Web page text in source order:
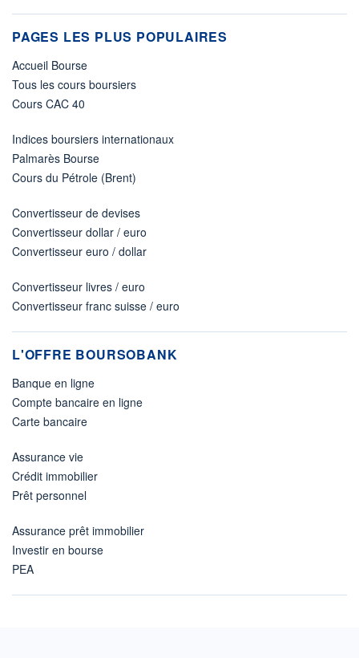
PAGES LES PLUS POPULAIRES
Accueil Bourse
Tous les cours boursiers
Cours CAC 40
Indices boursiers internationaux
Palmarès Bourse
Cours du Pétrole (Brent)
Convertisseur de devises
Convertisseur dollar / euro
Convertisseur euro / dollar
Convertisseur livres / euro
Convertisseur franc suisse / euro
L'OFFRE BOURSOBANK
Banque en ligne
Compte bancaire en ligne
Carte bancaire
Assurance vie
Crédit immobilier
Prêt personnel
Assurance prêt immobilier
Investir en bourse
PEA